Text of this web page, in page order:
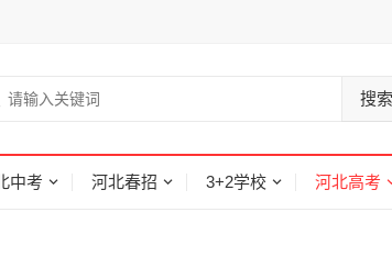
搜索
中考 河北春招 3+2学校 河北高考